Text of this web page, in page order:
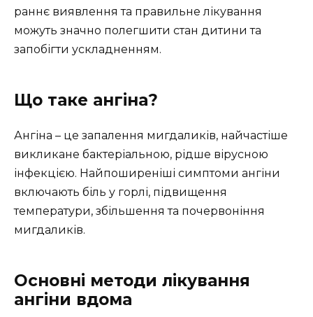
раннє виявлення та правильне лікування
можуть значно полегшити стан дитини та
запобігти ускладненням.
Що таке ангіна?
Ангіна – це запалення мигдаликів, найчастіше
викликане бактеріальною, рідше вірусною
інфекцією. Найпоширеніші симптоми ангіни
включають біль у горлі, підвищення
температури, збільшення та почервоніння
мигдаликів.
Основні методи лікування
ангіни вдома